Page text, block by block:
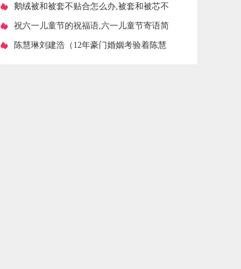
办)
​鹅绒被和被套不贴合怎么办,被套和被芯不
贴的原因是什么呢
​祝六一儿童节的祝福语,六一儿童节寄语简
短
​陈慧琳刘建浩（12年豪门婚姻考验着陈慧